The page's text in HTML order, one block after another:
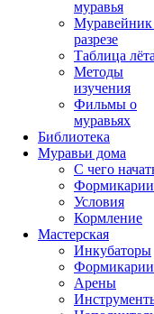
муравья
Муравейник
разрезе
Таблица лёта
Методы
изучения
Фильмы о
муравьях
Библиотека
Муравьи дома
С чего
Формикарии
Условия
Кормление
Мастерская
Инкубаторы
Формикарии
Арены